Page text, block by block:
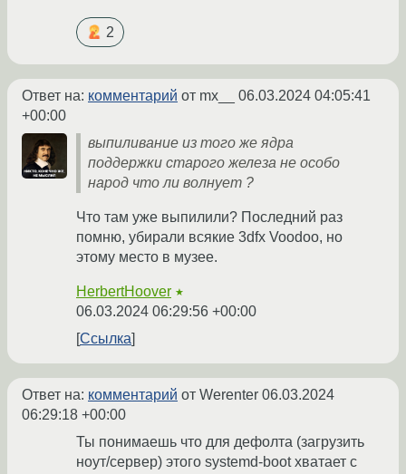
2
Ответ на: комментарий от mx__ 06.03.2024 04:05:41
+00:00
выпиливание из того же ядра
поддержки старого железа не особо
народ что ли волнует ?
Что там уже выпилили? Последний раз
помню, убирали всякие 3dfx Voodoo, но
этому место в музее.
HerbertHoover ★
06.03.2024 06:29:56 +00:00
Ссылка
Ответ на: комментарий от Werenter 06.03.2024
06:29:18 +00:00
Ты понимаешь что для дефолта (загрузить
ноут/сервер) этого systemd-boot хватает с